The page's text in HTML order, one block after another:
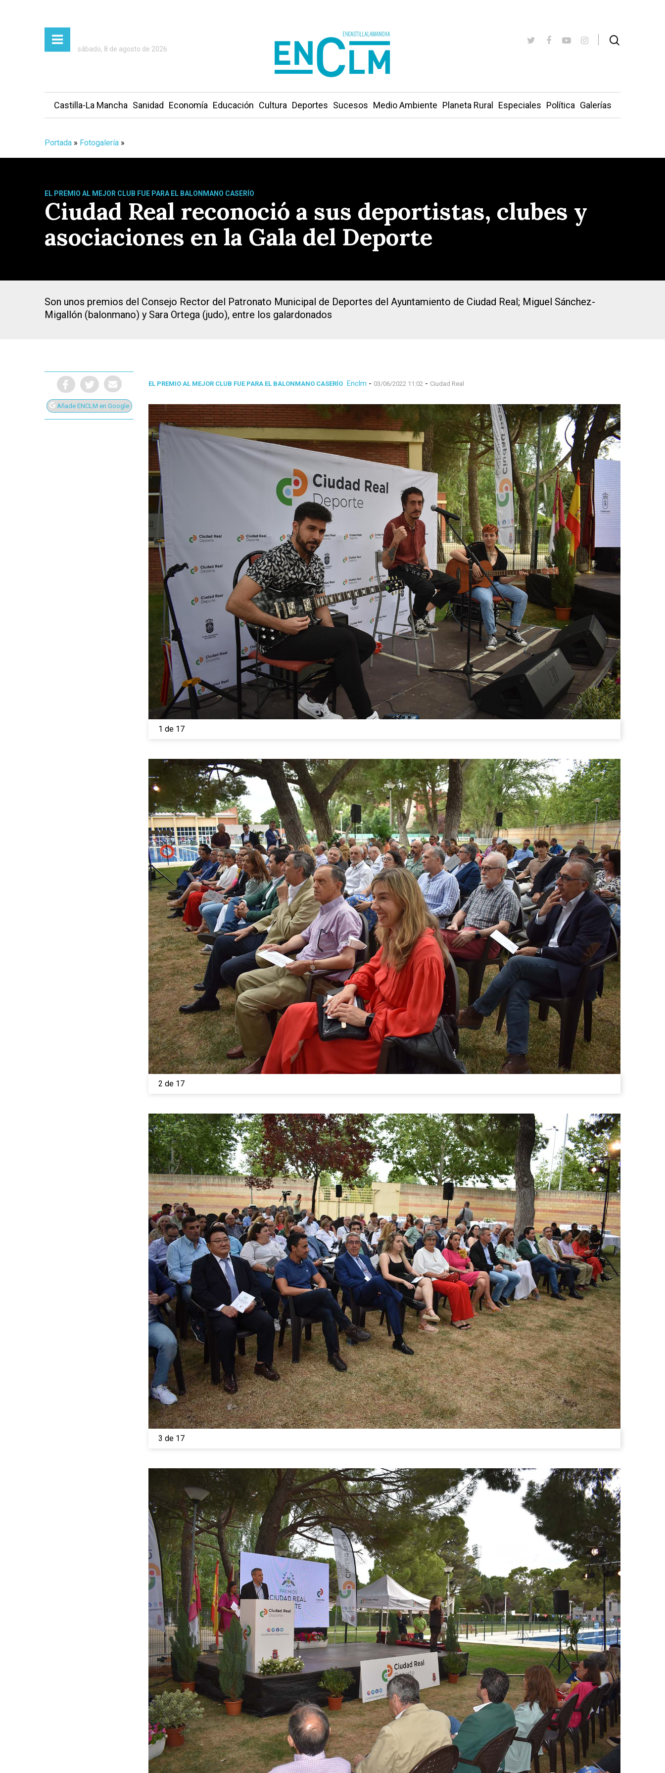
Presiona Intro para buscar o ESC para cerrar
sábado, 8 de agosto de 2026
Castilla-La Mancha Sanidad Economía Educación Cultura Deportes Sucesos Medio Ambiente Planeta Rural Especiales Política Galerías
Portada » Fotogalería »
EL PREMIO AL MEJOR CLUB FUE PARA EL BALONMANO CASERÍO
Ciudad Real reconoció a sus deportistas, clubes y
asociaciones en la Gala del Deporte
Son unos premios del Consejo Rector del Patronato Municipal de Deportes del Ayuntamiento de Ciudad Real; Miguel Sánchez-
Migallón (balonmano) y Sara Ortega (judo), entre los galardonados
Añade ENCLM en Google
EL PREMIO AL MEJOR CLUB FUE PARA EL BALONMANO CASERÍO Enclm - 03/06/2022 11:02 - Ciudad Real
1 de 17
2 de 17
3 de 17